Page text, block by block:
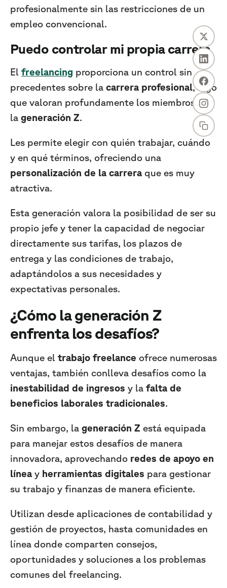
profesionalmente sin las restricciones de un
empleo convencional.
Puedo controlar mi propia carrera
El freelancing proporciona un control sin
precedentes sobre la carrera profesional, algo
que valoran profundamente los miembros de
la generación Z.
Les permite elegir con quién trabajar, cuándo
y en qué términos, ofreciendo una
personalización de la carrera que es muy
atractiva.
Esta generación valora la posibilidad de ser su
propio jefe y tener la capacidad de negociar
directamente sus tarifas, los plazos de
entrega y las condiciones de trabajo,
adaptándolos a sus necesidades y
expectativas personales.
¿Cómo lageneración Z
enfrenta los desafíos?
Aunque el trabajo freelance ofrece numerosas
ventajas, también conlleva desafíos como la
inestabilidad de ingresos y la falta de
beneficios laborales tradicionales.
Sin embargo, la generación Z está equipada
para manejar estos desafíos de manera
innovadora, aprovechando redes de apoyo en
línea y herramientas digitales para gestionar
su trabajo y finanzas de manera eficiente.
Utilizan desde aplicaciones de contabilidad y
gestión de proyectos, hasta comunidades en
línea donde comparten consejos,
oportunidades y soluciones a los problemas
comunes del freelancing.